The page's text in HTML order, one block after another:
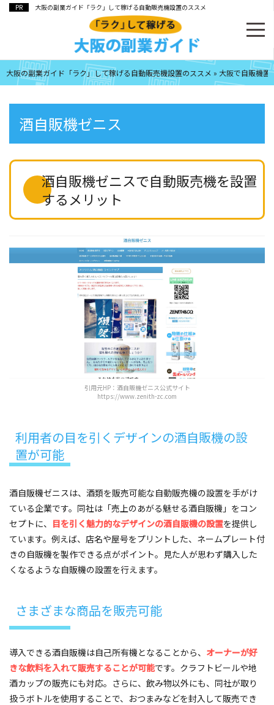
大阪の副業ガイド「ラク」して稼げる自動販売機設置のススメ
大阪の副業ガイド「ラク」して稼げる自動販売機設置のススメ » 大阪で自販機置
酒自販機ゼニス
酒自販機ゼニスで自動販売機を設置
するメリット
引用元HP：酒自販機ゼニス公式サイト
https://www.zenith-zc.com
利用者の目を引くデザインの酒自販機の設
置が可能
酒自販機ゼニスは、酒類を販売可能な自動販売機の設置を手がけ
ている企業です。同社は「売上のあがる魅せる酒自販機」をコン
セプトに、 目を引く魅力的なデザインの酒自販機の設置を提供し
ています。例えば、店名や屋号をプリントした、ネームプレート付
きの自販機を製作できる点がポイント。見た人が思わず購入した
くなるような自販機の設置を行えます。
さまざまな商品を販売可能
導入できる酒自販機は自己所有機となることから、 オーナーが好
きな飲料を入れて販売することが可能です。クラフトビールや地
酒カップの販売にも対応。さらに、飲み物以外にも、同社が取り
扱うボトルを使用することで、おつまみなどを封入して販売でき